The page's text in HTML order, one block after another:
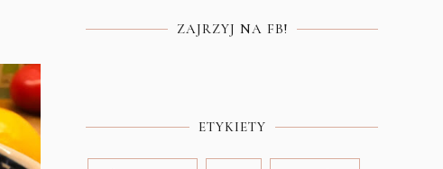
ZAJRZYJ NA FB!
ETYKIETY